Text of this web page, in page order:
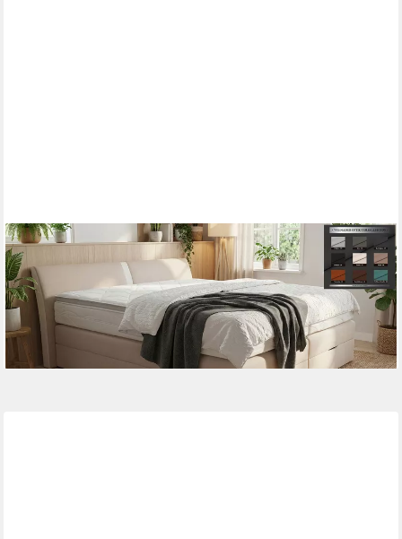
PAARA
Boxspringbett Dallas Bettkasten Kopfverstellung Dachschräge,
inkl. Matratze und Topper, mit einzigartigem Belüftungssystem
ab 1.119,00 €
lieferbar in 5 Wochen